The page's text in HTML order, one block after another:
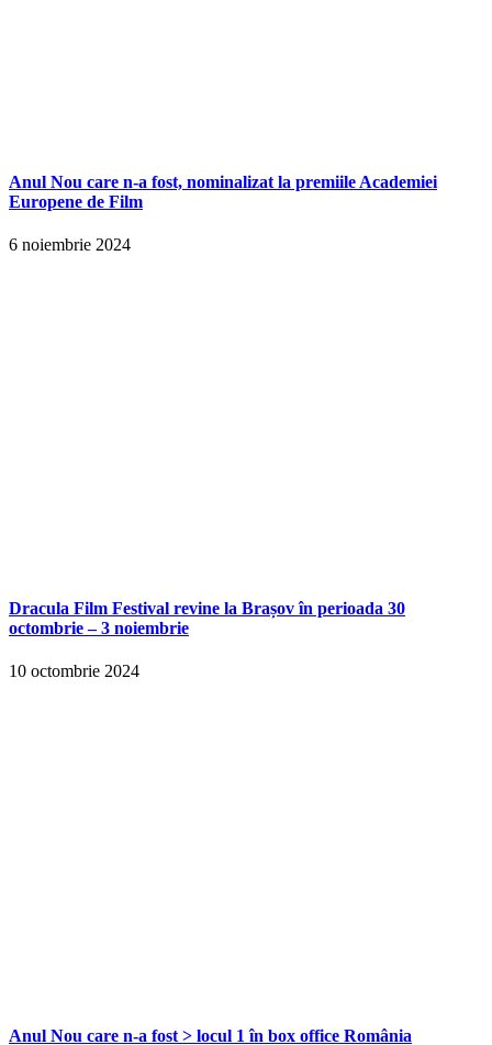
Anul Nou care n-a fost, nominalizat la premiile Academiei
Europene de Film
6 noiembrie 2024
Dracula Film Festival revine la Brașov în perioada 30
octombrie – 3 noiembrie
10 octombrie 2024
Anul Nou care n-a fost > locul 1 în box office România